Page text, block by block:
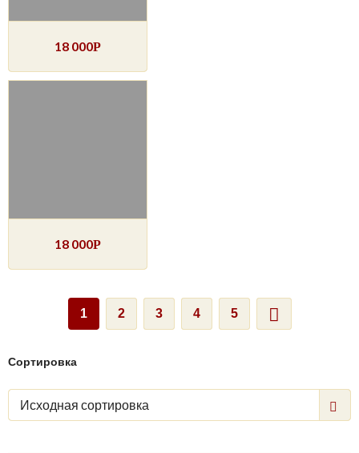
18 000Р
18 000Р
1 2 3 4 5
Сортировка
Исходная сортировка